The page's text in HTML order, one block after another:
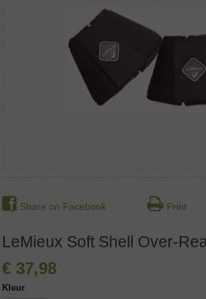
Share on Facebook Print
LeMieux Soft Shell Over-
€ 37,98
Kleur